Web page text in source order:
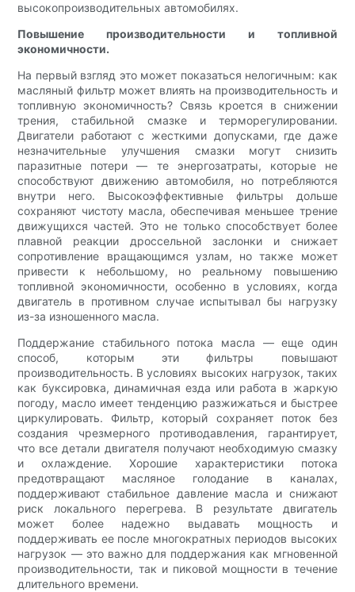
высокопроизводительных автомобилях.
Повышение производительности и топливной
экономичности.
На первый взгляд это может показаться нелогичным: как
масляный фильтр может влиять на производительность и
топливную экономичность? Связь кроется в снижении
трения, стабильной смазке и терморегулировании.
Двигатели работают с жесткими допусками, где даже
незначительные улучшения смазки могут снизить
паразитные потери — те энергозатраты, которые не
способствуют движению автомобиля, но потребляются
внутри него. Высокоэффективные фильтры дольше
сохраняют чистоту масла, обеспечивая меньшее трение
движущихся частей. Это не только способствует более
плавной реакции дроссельной заслонки и снижает
сопротивление вращающимся узлам, но также может
привести к небольшому, но реальному повышению
топливной экономичности, особенно в условиях, когда
двигатель в противном случае испытывал бы нагрузку
из-за изношенного масла.
Поддержание стабильного потока масла — еще один
способ, которым эти фильтры повышают
производительность. В условиях высоких нагрузок, таких
как буксировка, динамичная езда или работа в жаркую
погоду, масло имеет тенденцию разжижаться и быстрее
циркулировать. Фильтр, который сохраняет поток без
создания чрезмерного противодавления, гарантирует,
что все детали двигателя получают необходимую смазку
и охлаждение. Хорошие характеристики потока
предотвращают масляное голодание в каналах,
поддерживают стабильное давление масла и снижают
риск локального перегрева. В результате двигатель
может более надежно выдавать мощность и
поддерживать ее после многократных периодов высоких
нагрузок — это важно для поддержания как мгновенной
производительности, так и пиковой мощности в течение
длительного времени.